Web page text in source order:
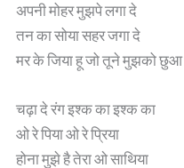
अपनी मोहर मुझपे लगा दे
तन का सोया सहर जगा दे
मर के जिया हू जो तूने मुझको छुआ
चढ़ा दे रंग इश्क का इश्क का
ओ रे पिया ओ रे प्रिया
होना मुझे है तेरा ओ साथिया